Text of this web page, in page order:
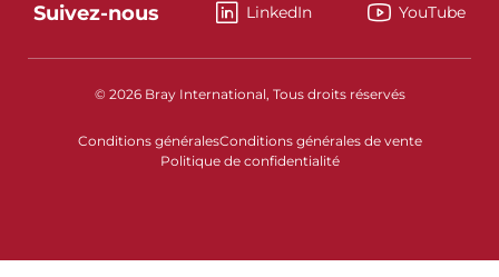
Suivez-nous LinkedIn YouTube
© 2026 Bray International, Tous droits réservés
Conditions généralesConditions générales de vente
Politique de confidentialité